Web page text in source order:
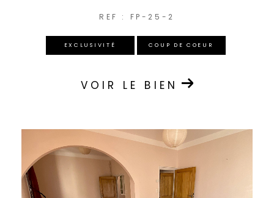
REF : FP-25-2
EXCLUSIVITÉ COUP DE COEUR
VOIR LE BIEN